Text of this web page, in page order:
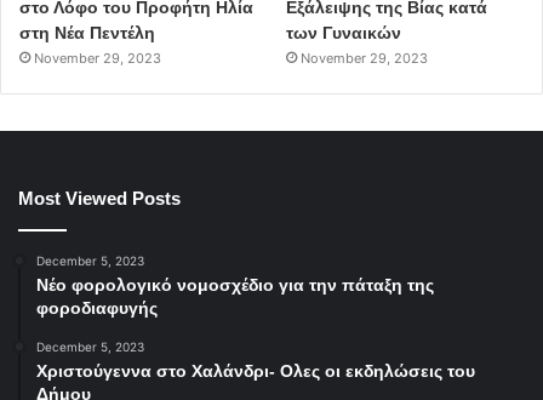
στο Λόφο του Προφήτη Ηλία
στη Νέα Πεντέλη
November 29, 2023
Εξάλειψης της Βίας κατά
των Γυναικών
November 29, 2023
Most Viewed Posts
December 5, 2023
Νέο φορολογικό νομοσχέδιο για την πάταξη της
φοροδιαφυγής
December 5, 2023
Χριστούγεννα στο Χαλάνδρι- Ολες οι εκδηλώσεις του
Δήμου